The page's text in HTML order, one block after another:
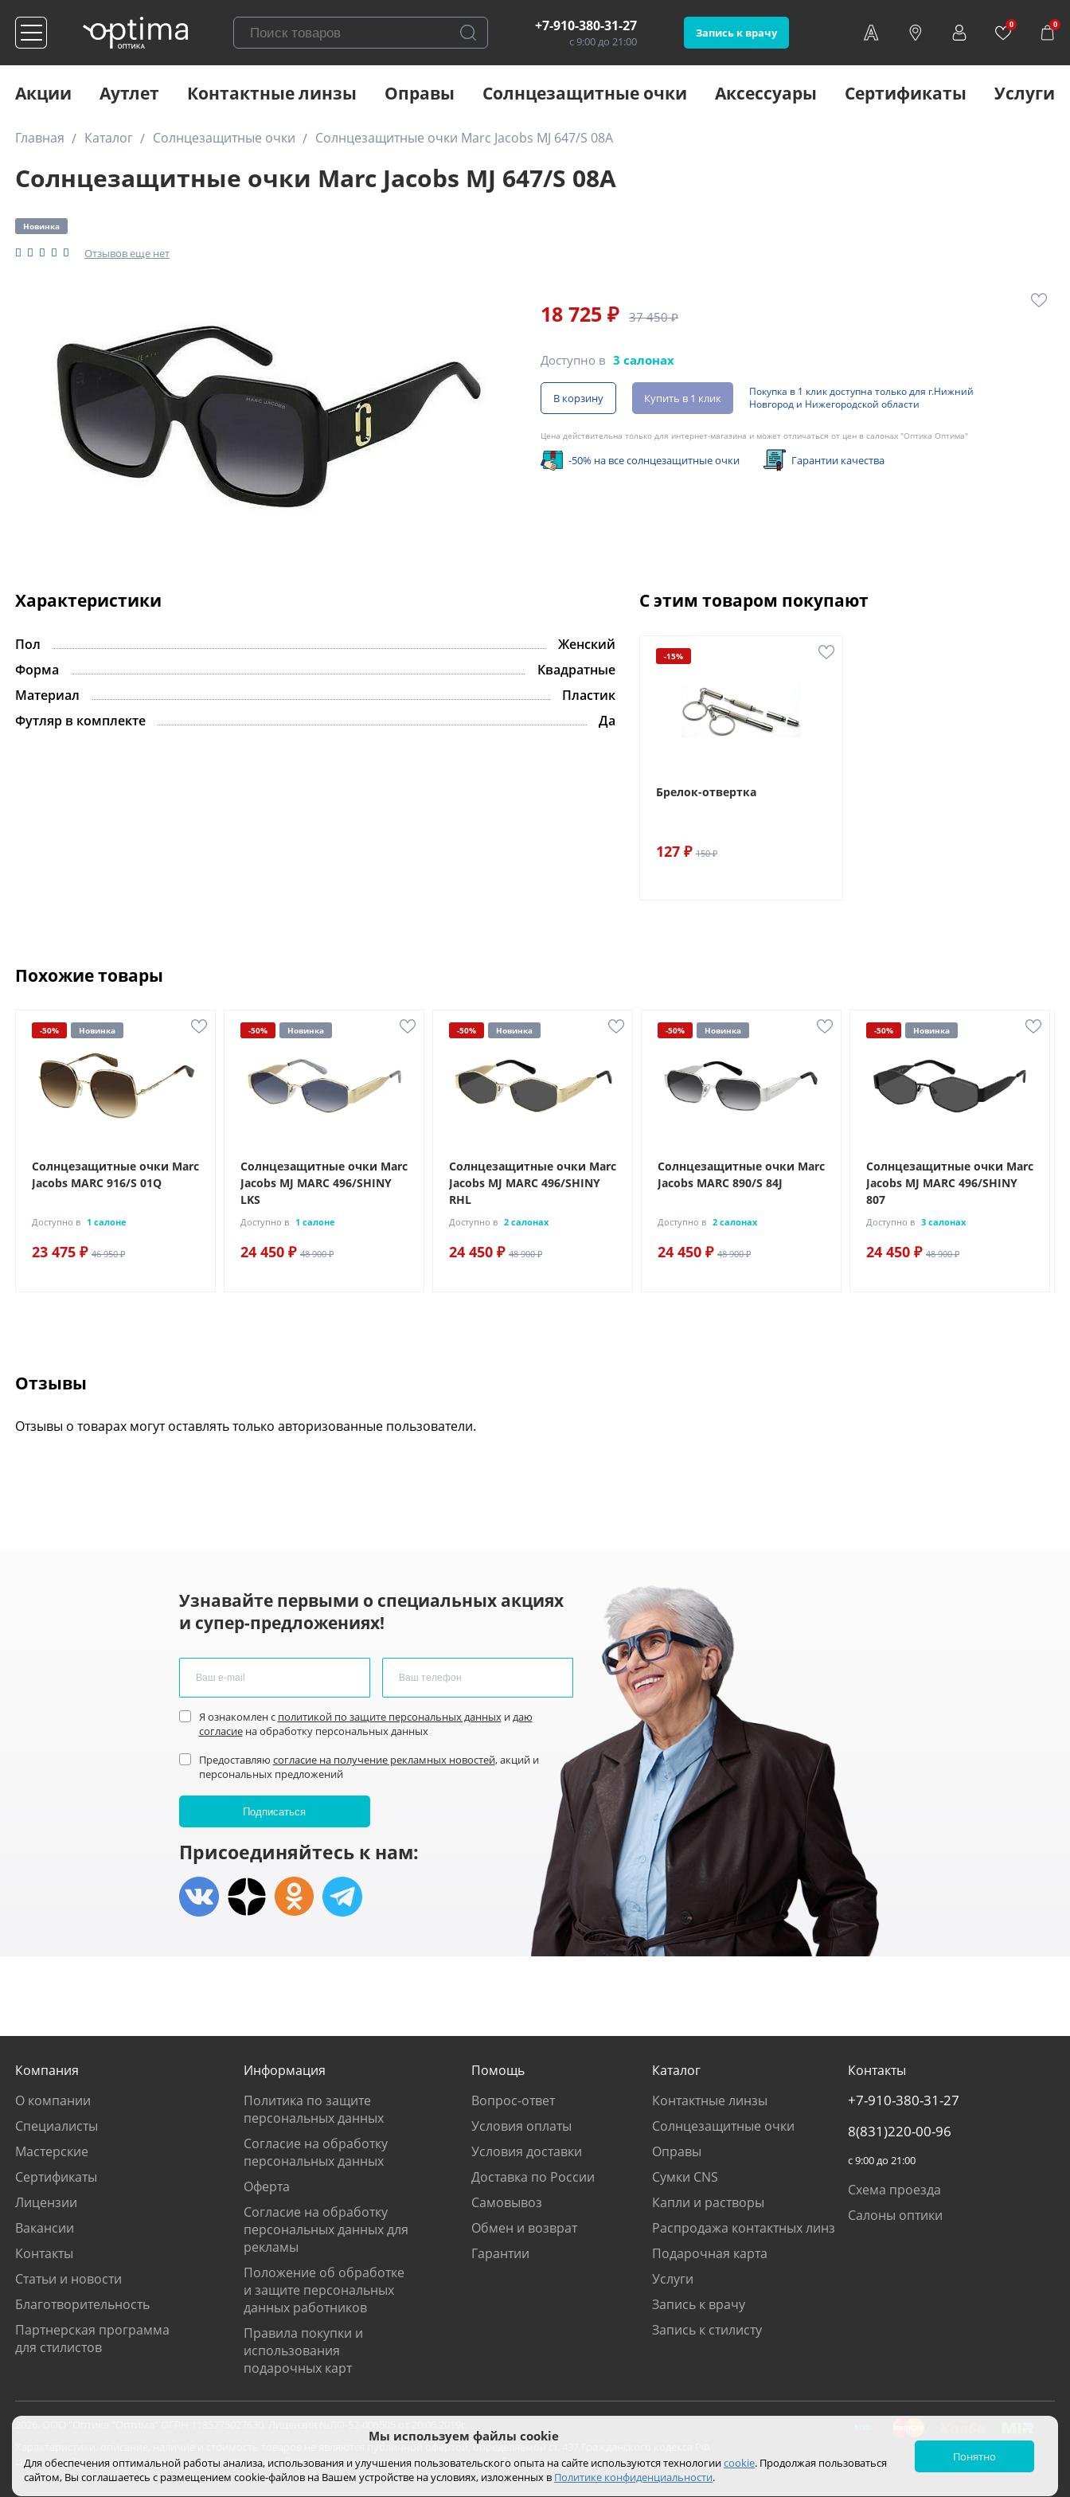
+7-910-380-31-27
с 9:00 до 21:00
Запись к врачу
0 0
Акции Аутлет Контактные линзы Оправы Солнцезащитные очки Аксессуары Сертификаты Услуги
Главная Каталог Солнцезащитные очки Солнцезащитные очки Marc Jacobs MJ 647/S 08A
Солнцезащитные очки Marc Jacobs MJ 647/S 08A
Новинка
Отзывов еще нет
18 725 ₽ 37 450 ₽
Доступно в 3 салонах
В корзину Купить в 1 клик
Покупка в 1 клик доступна только для г.Нижний
Новгород и Нижегородской области
Цена действительна только для интернет-магазина и может отличаться от цен в салонах "Оптика Оптима"
-50% на все солнцезащитные очки Гарантии качества
Характеристики
Пол
Женский
Форма
Квадратные
Материал
Пластик
Футляр в комплекте
Да
С этим товаром покупают
-15%
Брелок-отвертка
127 ₽ 150 ₽
Похожие товары
-50% Новинка
Солнцезащитные очки Marc
Jacobs MARC 916/S 01Q
Доступно в 1 салоне
23 475 ₽ 46 950 ₽
-50% Новинка
Солнцезащитные очки Marc
Jacobs MJ MARC 496/SHINY
LKS
Доступно в 1 салоне
24 450 ₽ 48 900 ₽
-50% Новинка
Солнцезащитные очки Marc
Jacobs MJ MARC 496/SHINY
RHL
Доступно в 2 салонах
24 450 ₽ 48 900 ₽
-50% Новинка
Солнцезащитные очки Marc
Jacobs MARC 890/S 84J
Доступно в 2 салонах
24 450 ₽ 48 900 ₽
-50% Новинка
Солнцезащитные очки Marc
Jacobs MJ MARC 496/SHINY
807
Доступно в 3 салонах
24 450 ₽ 48 900 ₽
Отзывы
Отзывы о товарах могут оставлять только авторизованные пользователи.
Узнавайте первыми о специальных акциях
и супер-предложениях!
Я ознакомлен с политикой по защите персональных данныхидаю
согласиена обработку персональных данных
Предоставляю согласие на получение рекламных новостей, акций и
персональных предложений
Присоединяйтесь к нам:
Компания
О компании
Специалисты
Мастерские
Сертификаты
Лицензии
Вакансии
Контакты
Статьи и новости
Благотворительность
Партнерская программа
для стилистов
Информация
Политика по защите
персональных данных
Согласие на обработку
персональных данных
Оферта
Согласие на обработку
персональных данных для
рекламы
Положение об обработке
и защите персональных
данных работников
Правила покупки и
использования
подарочных карт
Помощь
Вопрос-ответ
Условия оплаты
Условия доставки
Доставка по России
Самовывоз
Обмен и возврат
Гарантии
Каталог
Контактные линзы
Солнцезащитные очки
Оправы
Сумки CNS
Капли и растворы
Распродажа контактных линз
Подарочная карта
Услуги
Запись к врачу
Запись к стилисту
Контакты
+7-910-380-31-27
8(831)220-00-96
с 9:00 до 21:00
Схема проезда
Салоны оптики
Характеристики, описание, наличие и стоимость товаров не являются публичной офертой, определяемой ст. 437 Гражданского кодекса РФ.
Цены на сайте могут отличаться от цен в салонах и действуют только при покупке с помощью сайта.
Мы используем файлы cookie
Для обеспечения оптимальной работы анализа, использования и улучшения пользовательского опыта на сайте используются технологииcookie. Продолжая пользоваться
сайтом, Вы соглашаетесь с размещением cookie-файлов на Вашем устройстве на условиях, изложенных в Политике конфиденциальности.
Понятно